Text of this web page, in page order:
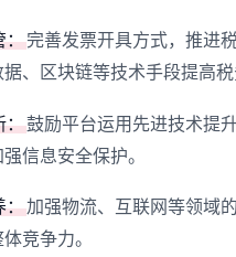
：‌完善发票开具方式，‌推进
、‌区块链等技术手段提高税
：‌鼓励平台运用先进技术提
信息安全保护。‌
：‌加强物流、‌互联网等领域
竞争力。‌